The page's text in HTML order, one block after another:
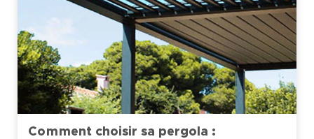
Comment choisir sa pergola :